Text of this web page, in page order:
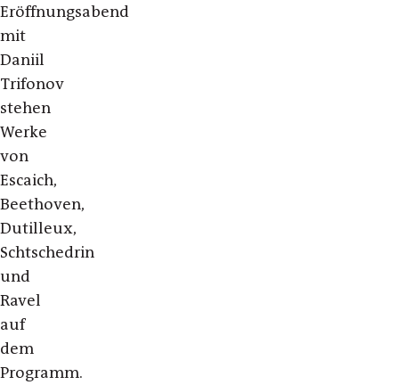
Eröffnungsabend
mit
Daniil
Trifonov
stehen
Werke
von
Escaich,
Beethoven,
Dutilleux,
Schtschedrin
und
Ravel
auf
dem
Programm.